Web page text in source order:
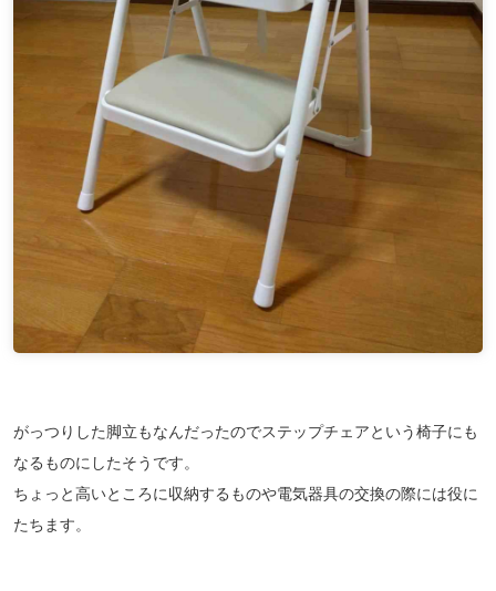
がっつりした脚立もなんだったのでステップチェアという椅子にも
なるものにしたそうです。
ちょっと高いところに収納するものや電気器具の交換の際には役に
たちます。